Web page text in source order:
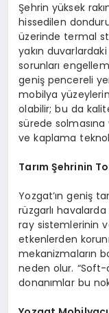
Şehrin yüksek
hissedilen
üzerinde termal
yakın
sorunları
geniş pencereli
mobilya
olabilir; bu da
sürede
ve kaplama
Tarım Şehrinin
Yozgat’ın geniş
rüzgarlı
ray sistemlerinin
etkenlerden
mekanizmaların
neden olur. “Soft-
donanımlar bu